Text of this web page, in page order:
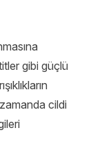
gibi güçlü
cildi